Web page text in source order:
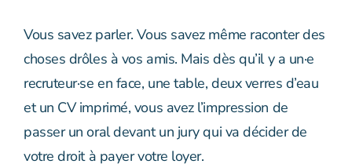
Vous savez parler. Vous savez même raconter des
choses drôles à vos amis. Mais dès qu’il y a un·e
recruteur·se en face, une table, deux verres d’eau
et un CV imprimé, vous avez l’impression de
passer un oral devant un jury qui va décider de
votre droit à payer votre loyer.